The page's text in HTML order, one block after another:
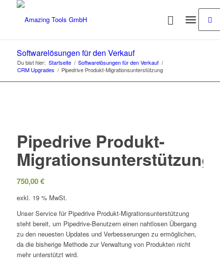
Softwarelösungen für den Verkauf
Du bist hier: Startseite / Softwarelösungen für den Verkauf /
CRM Upgrades / Pipedrive Produkt-Migrationsunterstützung
Pipedrive Produkt-
Migrationsunterstützung
750,00€
exkl. 19 % MwSt.
Unser Service für Pipedrive Produkt-Migrationsunterstützung
steht bereit, um Pipedrive-Benutzern einen nahtlosen Übergang
zu den neuesten Updates und Verbesserungen zu ermöglichen,
da die bisherige Methode zur Verwaltung von Produkten nicht
mehr unterstützt wird.